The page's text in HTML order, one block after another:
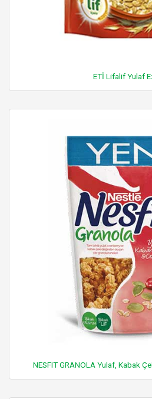
ETİ Lifalif Yulaf
NESFIT GRANOLA Yulaf, Kabak